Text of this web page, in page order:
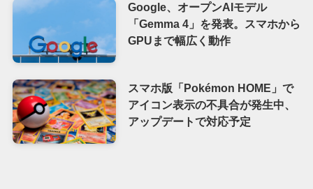
Google、オープンAIモデル
「Gemma 4」を発表。スマホから
GPUまで幅広く動作
スマホ版「Pokémon HOME」で
アイコン表示の不具合が発生中、
アップデートで対応予定